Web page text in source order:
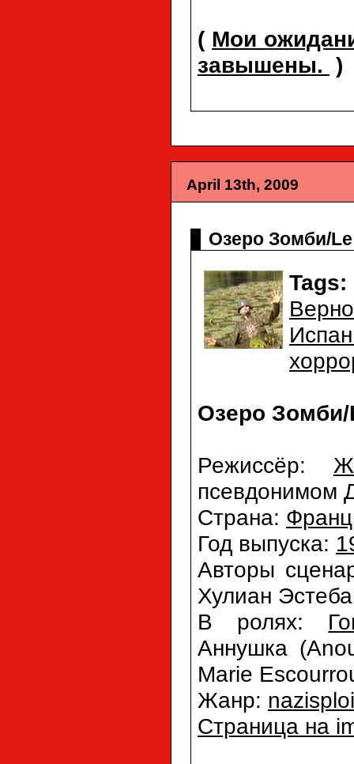
( Мои
завышены. )
April 13th, 2009
Озеро Зомби/
Tags:
Озеро Зомби/
Режиссёр:
псевдонимом
Страна:
Год выпуска:
Авторы
Хулиан
В ролях:
Аннушка
Marie
Жанр:
Страница на